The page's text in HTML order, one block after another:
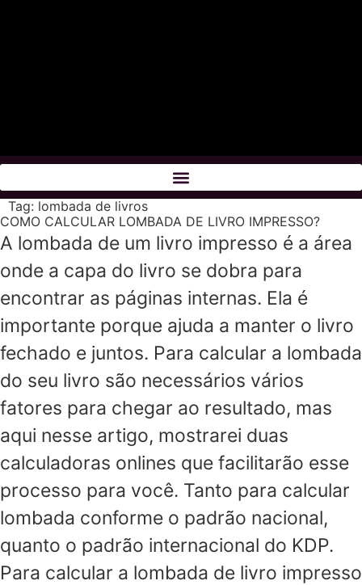
Tag: lombada de livros
COMO CALCULAR LOMBADA DE LIVRO IMPRESSO?
A lombada de um livro impresso é a área
onde a capa do livro se dobra para
encontrar as páginas internas. Ela é
importante porque ajuda a manter o livro
fechado e juntos. Para calcular a lombada
do seu livro são necessários vários
fatores para chegar ao resultado, mas
aqui nesse artigo, mostrarei duas
calculadoras onlines que facilitarão esse
processo para você. Tanto para calcular
lombada conforme o padrão nacional,
quanto o padrão internacional do KDP.
Para calcular a lombada de livro impresso